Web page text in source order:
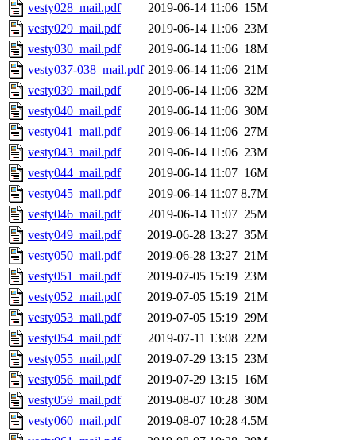
vesty028_mail.pdf
2019-06-14 11:06 15M
vesty029_mail.pdf
2019-06-14 11:06 23M
vesty030_mail.pdf
2019-06-14 11:06 18M
vesty037-038_mail.pdf 2019-06-14 11:06 21M
vesty039_mail.pdf
2019-06-14 11:06 32M
vesty040_mail.pdf
2019-06-14 11:06 30M
vesty041_mail.pdf
2019-06-14 11:06 27M
vesty043_mail.pdf
2019-06-14 11:06 23M
vesty044_mail.pdf
2019-06-14 11:07 16M
vesty045_mail.pdf
2019-06-14 11:07 8.7M
vesty046_mail.pdf
2019-06-14 11:07 25M
vesty049_mail.pdf
2019-06-28 13:27 35M
vesty050_mail.pdf
2019-06-28 13:27 21M
vesty051_mail.pdf
2019-07-05 15:19 23M
vesty052_mail.pdf
2019-07-05 15:19 21M
vesty053_mail.pdf
2019-07-05 15:19 29M
vesty054_mail.pdf
2019-07-11 13:08 22M
vesty055_mail.pdf
2019-07-29 13:15 23M
vesty056_mail.pdf
2019-07-29 13:15 16M
vesty059_mail.pdf
2019-08-07 10:28 30M
vesty060_mail.pdf
2019-08-07 10:28 4.5M